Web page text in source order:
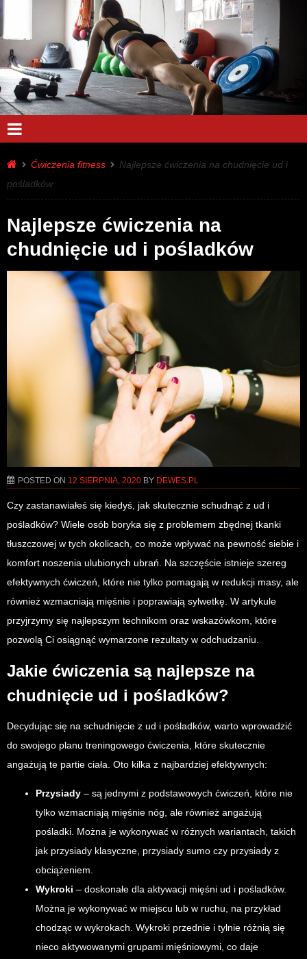
Ćwiczenia fitness
Najlepsze ćwiczenia na chudnięcie ud i
pośladków
Najlepsze ćwiczenia na
chudnięcie ud i pośladków
POSTED ON 12 SIERPNIA, 2020 BY DEWES.PL
Czy zastanawiałeś się kiedyś, jak skutecznie schudnąć z ud i
pośladków? Wiele osób boryka się z problemem zbędnej tkanki
tłuszczowej w tych okolicach, co może wpływać na pewność siebie i
komfort noszenia ulubionych ubrań. Na szczęście istnieje szereg
efektywnych ćwiczeń, które nie tylko pomagają w redukcji masy, ale
również wzmacniają mięśnie i poprawiają sylwetkę. W artykule
przyjrzymy się najlepszym technikom oraz wskazówkom, które
pozwolą Ci osiągnąć wymarzone rezultaty w odchudzaniu.
Jakie ćwiczenia są najlepsze na
chudnięcie ud i pośladków?
Decydując się na schudnięcie z ud i pośladków, warto wprowadzić
do swojego planu treningowego ćwiczenia, które skutecznie
angażują te partie ciała. Oto kilka z najbardziej efektywnych:
Przysiady – są jednymi z podstawowych ćwiczeń, które nie
tylko wzmacniają mięśnie nóg, ale również angażują
pośladki. Można je wykonywać w różnych wariantach, takich
jak przysiady klasyczne, przysiady sumo czy przysiady z
obciążeniem.
Wykroki – doskonałe dla aktywacji mięśni ud i pośladków.
Można je wykonywać w miejscu lub w ruchu, na przykład
chodząc w wykrokach. Wykroki przednie i tylnie różnią się
nieco aktywowanymi grupami mięśniowymi, co daje